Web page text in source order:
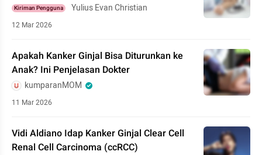
Kiriman Pengguna Yulius Evan Christian
12 Mar 2026
Apakah Kanker Ginjal Bisa Diturunkan ke
Anak? Ini Penjelasan Dokter
kumparanMOM
11 Mar 2026
Vidi Aldiano Idap Kanker Ginjal Clear Cell
Renal Cell Carcinoma (ccRCC)